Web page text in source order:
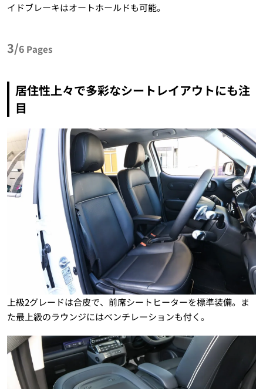
イドブレーキはオートホールドも可能。
3/6 Pages
居住性上々で多彩なシートレイアウトにも注
目
上級2グレードは合皮で、前席シートヒーターを標準装備。ま
た最上級のラウンジにはベンチレーションも付く。